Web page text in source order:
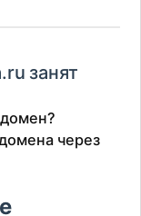
занят
через